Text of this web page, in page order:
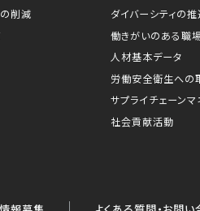
削減
ダイバーシティの推
働きがいのある職
人材基本データ
労働安全衛生への
サプライチェーンマ
社会貢献活動